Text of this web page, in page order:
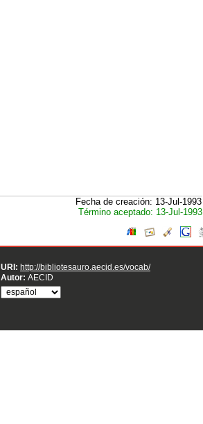
Fecha de creación: 13-Jul-1993
Término aceptado: 13-Jul-1993
URI: http://bibliotesauro.aecid.es/vocab/
Autor: AECID